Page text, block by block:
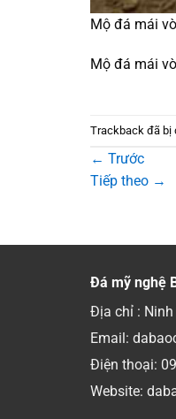
Mộ đá mái
Mộ đá mái
Trackback đã bị
← Trước
Tiếp theo →
Đá mỹ nghệ
Địa chỉ : Ninh
Email:
Điện thoại:
Website: